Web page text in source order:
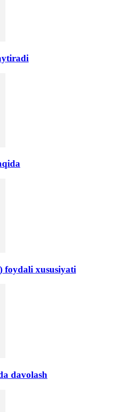
foydali xususiyati
davolash